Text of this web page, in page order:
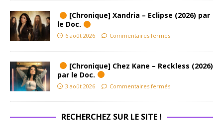
[Chronique] Xandria – Eclipse (2026) par
le Doc.
6 août 2026 Commentaires fermés
[Chronique] Chez Kane – Reckless (2026)
par le Doc.
3 août 2026 Commentaires fermés
RECHERCHEZ SUR LE SITE !